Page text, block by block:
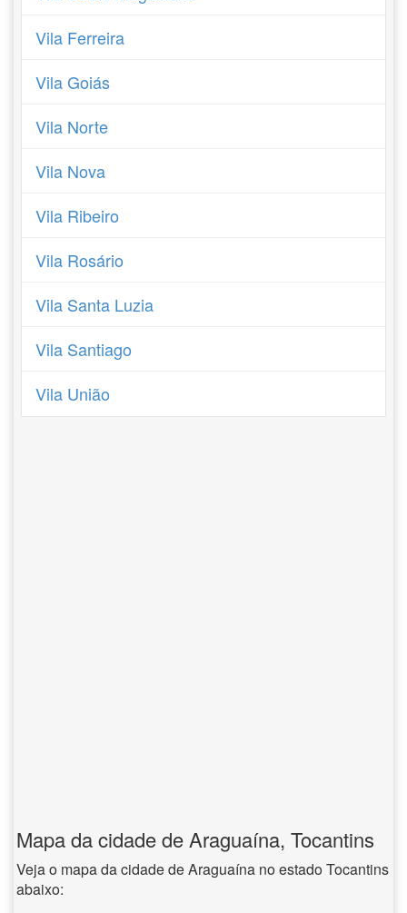
Vila Ferreira
Vila Goiás
Vila Norte
Vila Nova
Vila Ribeiro
Vila Rosário
Vila Santa Luzia
Vila Santiago
Vila União
Mapa da cidade de Araguaína, Tocantins
Veja o mapa da cidade de Araguaína no estado Tocantins
abaixo: